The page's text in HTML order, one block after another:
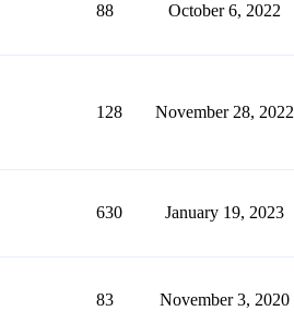
88 October 6, 2022
128 November 28, 2022
630 January 19, 2023
83 November 3, 2020